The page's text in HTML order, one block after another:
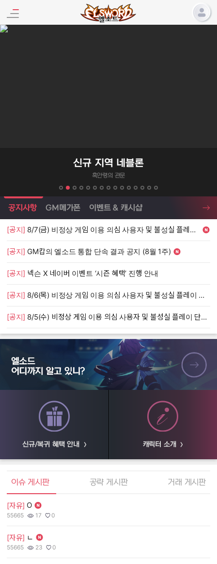
엘소드 프로모션
신규 지역 네블론
흑안령의 관문
엘소드 소식
공지사항 GM메가폰 이벤트 & 캐시샵
[공지] 8/7(금) 비정상 게임 이용 의심 사용자 및 불성실 플레이 단속 안내
[공지] GM캅의 엘소드 통합 단속 결과 공지 (8월 1주)
[공지] 넥슨 X 네이버 이벤트 ‘시즌 혜택’ 진행 안내
[공지] 8/6(목) 비정상 게임 이용 의심 사용자 및 불성실 플레이 단속 안내
[공지] 8/5(수) 비정상 게임 이용 의심 사용자 및 불성실 플레이 단속 안내
엘소드 어디까지 알고 있니?
신규/복귀 혜택 안내 캐릭터 소개
엘소드 커뮤니티
이슈 게시판 공략 게시판 거래 게시판
[자유] O
작성자:
55665
조회수:
17
추천수:
0
[자유] ㄴ
작성자:
55665
조회수:
23
추천수:
0